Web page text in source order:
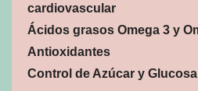
cardiovascular
Ácidos grasos Omega 3 y
Antioxidantes
Control de Azúcar y Glucosa